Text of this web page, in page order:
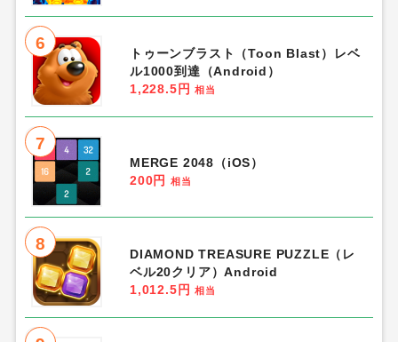
6
トゥーンブラスト（Toon Blast）レベ
ル1000到達（Android）
1,228.5円
相当
7
MERGE 2048（iOS）
200円
相当
8
DIAMOND TREASURE PUZZLE（レ
ベル20クリア）Android
1,012.5円
相当